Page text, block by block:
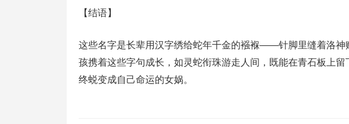
【结语】
这些名字是长辈用汉字绣给蛇年千金的襁褓——针脚里缝着洛神
孩携着这些字句成长，如灵蛇衔珠游走人间，既能在青石板上
终蜕变成自己命运的女娲。